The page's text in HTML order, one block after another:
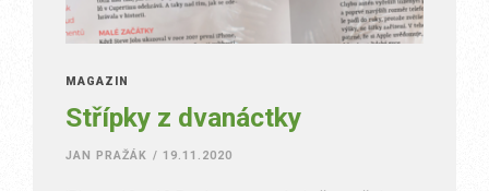
MAGAZÍN
Střípky z dvanáctky
JAN PRAŽÁK / 19.11.2020